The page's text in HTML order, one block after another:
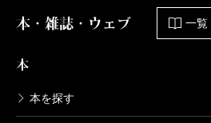
本・雑誌・ウェブ 一覧
本
本を探す